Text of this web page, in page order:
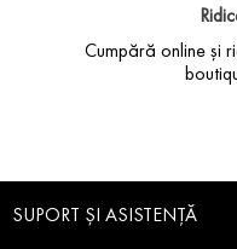
Cumpără online și
SUPORT ȘI ASISTENȚĂ